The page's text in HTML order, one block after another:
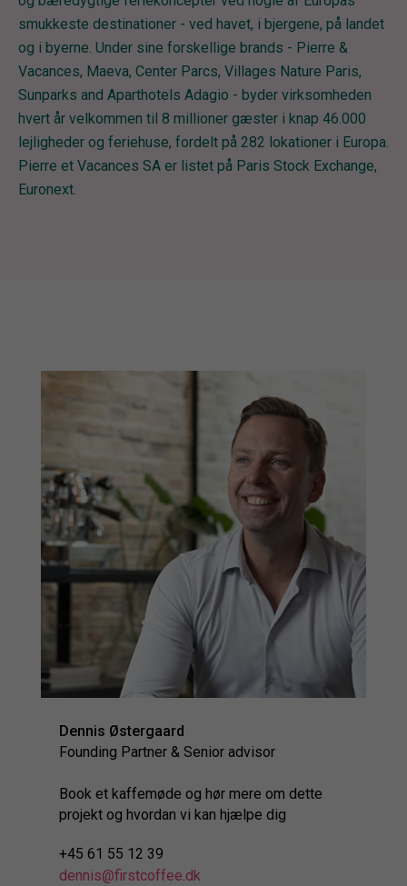
smukkeste destinationer - ved havet, i bjergene, på landet
og i byerne. Under sine forskellige brands - Pierre &
Vacances, Maeva, Center Parcs, Villages Nature Paris,
Sunparks and Aparthotels Adagio - byder virksomheden
hvert år velkommen til 8 millioner gæster i knap 46.000
lejligheder og feriehuse, fordelt på 282 lokationer i Europa.
Pierre et Vacances SA er listet på Paris Stock Exchange,
Euronext.
Dennis Østergaard
Founding Partner & Senior advisor
Book et kaffemøde og hør mere om dette
projekt og hvordan vi kan hjælpe dig
+45 61 55 12 39
dennis@firstcoffee.dk